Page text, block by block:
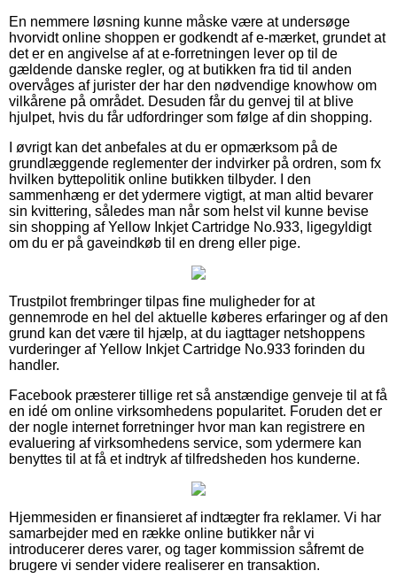
En nemmere løsning kunne måske være at undersøge
hvorvidt online shoppen er godkendt af e-mærket, grundet at
det er en angivelse af at e-forretningen lever op til de
gældende danske regler, og at butikken fra tid til anden
overvåges af jurister der har den nødvendige knowhow om
vilkårene på området. Desuden får du genvej til at blive
hjulpet, hvis du får udfordringer som følge af din shopping.
I øvrigt kan det anbefales at du er opmærksom på de
grundlæggende reglementer der indvirker på ordren, som fx
hvilken byttepolitik online butikken tilbyder. I den
sammenhæng er det ydermere vigtigt, at man altid bevarer
sin kvittering, således man når som helst vil kunne bevise
sin shopping af Yellow Inkjet Cartridge No.933, ligegyldigt
om du er på gaveindkøb til en dreng eller pige.
Trustpilot frembringer tilpas fine muligheder for at
gennemrode en hel del aktuelle køberes erfaringer og af den
grund kan det være til hjælp, at du iagttager netshoppens
vurderinger af Yellow Inkjet Cartridge No.933 forinden du
handler.
Facebook præsterer tillige ret så anstændige genveje til at få
en idé om online virksomhedens popularitet. Foruden det er
der nogle internet forretninger hvor man kan registrere en
evaluering af virksomhedens service, som ydermere kan
benyttes til at få et indtryk af tilfredsheden hos kunderne.
Hjemmesiden er finansieret af indtægter fra reklamer. Vi har
samarbejder med en række online butikker når vi
introducerer deres varer, og tager kommission såfremt de
brugere vi sender videre realiserer en transaktion.